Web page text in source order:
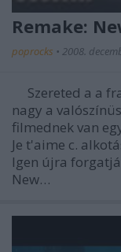
Remake:
poprocks • 2008.
Szereted a a
nagy a
filmednek van
Je t'aime c.
Igen újra
New…